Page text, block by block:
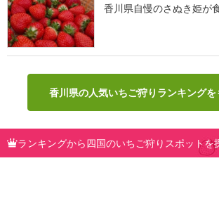
香川県自慢のさぬき姫が
香川県の人気いちご狩りランキングを
ランキングから四国のいちご狩りスポットを